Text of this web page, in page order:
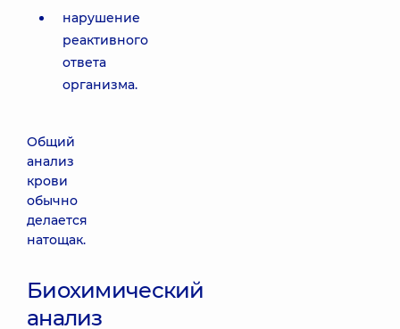
нарушение
реактивного
ответа
организма.
Общий
анализ
крови
обычно
делается
натощак.
Биохимический
анализ